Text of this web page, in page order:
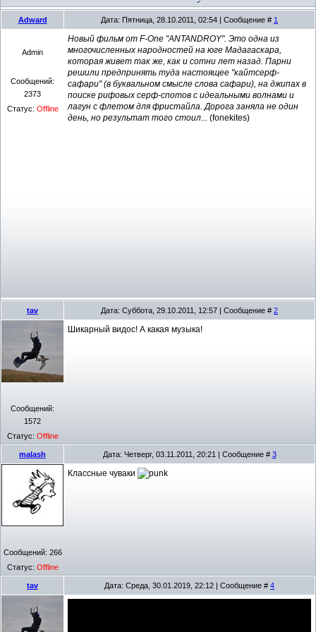
Adward Дата: Пятница, 28.10.2011, 02:54 | Сообщение # 1
Admin
Сообщений:
2373
Статус: Offline
Новый фильм от F-One "ANTANDROY". Это одна из
многочисленных народностей на юге Мадагаскара,
которая живет так же, как и сотни лет назад. Парни
решили предпринять туда настоящее "кайтсерф-
сафари" (в буквальном смысле слова сафари), на джипах в
поиске рифовых серф-спотов с идеальными волнами и
лагун с флетом для фристайла. Дорога заняла не один
день, но результат того стоил...
(fonekites)
tav Дата: Суббота, 29.10.2011, 12:57 | Сообщение # 2
Сообщений:
1572
Статус: Offline
Шикарный видос! А какая музыка!
malash Дата: Четверг, 03.11.2011, 20:21 | Сообщение # 3
Сообщений: 266
Статус: Offline
Классные чуваки
tav Дата: Среда, 30.01.2019, 22:12 | Сообщение # 4